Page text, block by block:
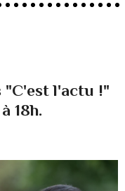
"C'est l'actu !"
18h.